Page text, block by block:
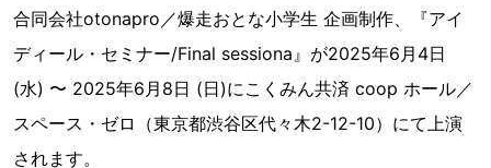
合同会社otonapro／爆走おとな小学生 企画制作、『アイ
ディール・セミナー/Final sessiona』が2025年6月4日
(水) 〜 2025年6月8日 (日)にこくみん共済 coop ホール／
スペース・ゼロ（東京都渋谷区代々木2-12-10）にて上演
されます。